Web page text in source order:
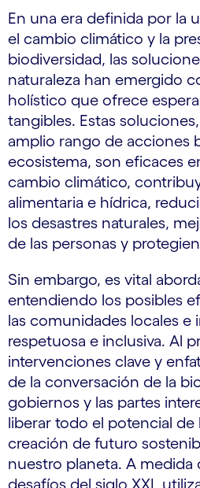
En una era definida por la
el cambio climático y la
biodiversidad, las
naturaleza han emergido
holístico que ofrece
tangibles. Estas
amplio rango de acciones
ecosistema, son eficaces
cambio climático,
alimentaria e hídrica,
los desastres naturales,
de las personas y
Sin embargo, es vital
entendiendo los posibles
las comunidades locales e
respetuosa e inclusiva. Al
intervenciones clave y
de la conversación de la
gobiernos y las partes
liberar todo el potencial de
creación de futuro
nuestro planeta. A medida
desafíos del siglo XXI,